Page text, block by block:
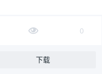
0
下载